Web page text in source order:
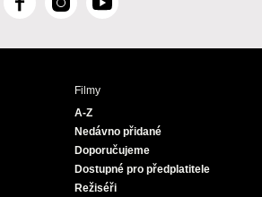
F
c
I
s
Y
u
Filmy
A-Z
Nedávno přidané
Doporučujeme
Dostupné pro předplatitele
Režiséři